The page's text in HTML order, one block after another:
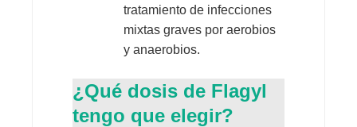
tratamiento de infecciones
mixtas graves por aerobios
y anaerobios.
¿Qué dosis de Flagyl
tengo que elegir?